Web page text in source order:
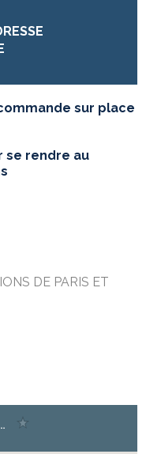
sur place
se rendre au
DE PARIS ET